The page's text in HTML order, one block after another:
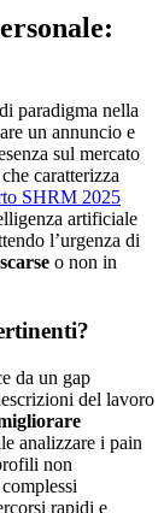
paradigma nella
un annuncio e
sul mercato
che caratterizza
SHRM 2025
artificiale
l’urgenza di
o non in
da un gap
del lavoro
analizzare i pain
non
rapidi e